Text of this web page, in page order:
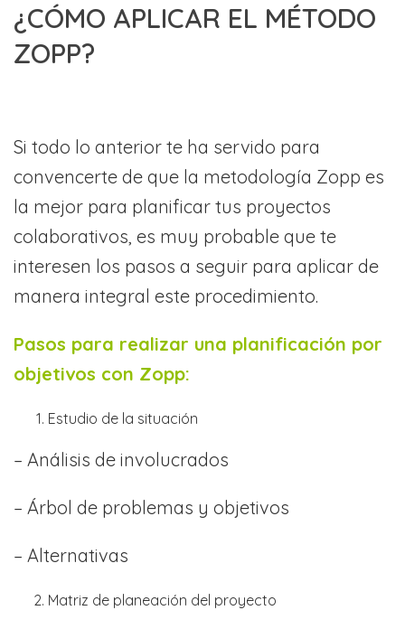
¿CÓMO APLICAR EL MÉTODO
ZOPP?
Si todo lo anterior te ha servido para
convencerte de que la metodología Zopp es
la mejor para planificar tus proyectos
colaborativos, es muy probable que te
interesen los pasos a seguir para aplicar de
manera integral este procedimiento.
Pasos para realizar una planificación por
objetivos con Zopp:
Estudio de la situación
– Análisis de involucrados
– Árbol de problemas y objetivos
– Alternativas
Matriz de planeación del proyecto